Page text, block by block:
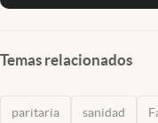
Temas relacionados
paritaria sanidad